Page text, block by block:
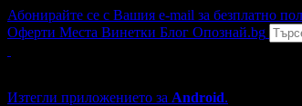
Абонирайте се с Вашия e-mail за безплатно
Оферти Места Винетки Блог Опознай.bg
Изтегли приложението за Android.